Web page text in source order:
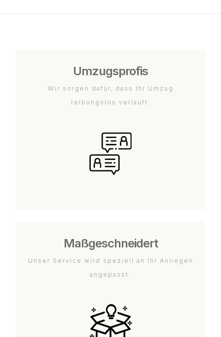
Umzugsprofis
Wir sorgen dafür, dass Ihr Umzug
reibungslos verläuft.
Maßgeschneidert
Unser Service wird speziell an Ihr Anliegen
angepasst.